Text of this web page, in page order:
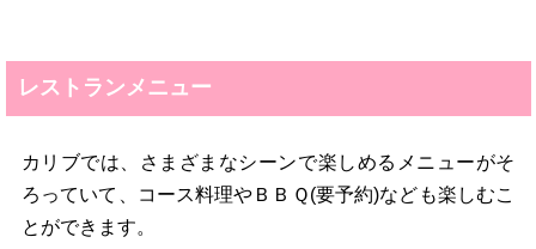
レストランメニュー
カリブでは、さまざまなシーンで楽しめるメニューがそ
ろっていて、コース料理やＢＢＱ(要予約)なども楽しむこ
とができます。